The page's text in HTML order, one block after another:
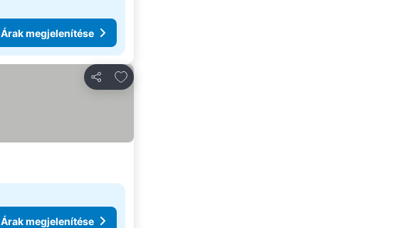
Árak megjelenítése
Megosztás
Hozzáadás a kedvencekhez
Árak megjelenítése